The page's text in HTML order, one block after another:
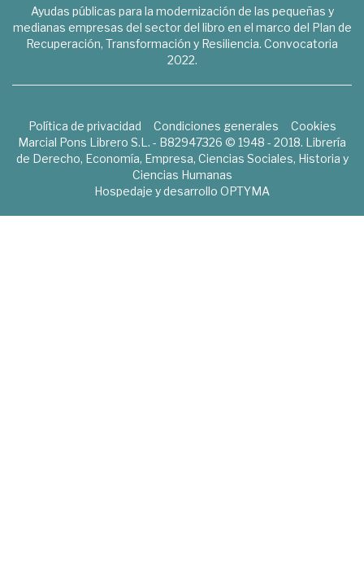
Ayudas públicas para la modernización de las pequeñas y
medianas empresas del sector del libro en el marco del Plan de
Recuperación, Transformación y Resiliencia. Convocatoria
2022.
Política de privacidad Condiciones generales
Cookies
Marcial Pons Librero S.L. - B82947326 © 1948 - 2018. Librería
de Derecho, Economía, Empresa, Ciencias Sociales, Historia y
Ciencias Humanas
Hospedaje y desarrollo OPTYMA